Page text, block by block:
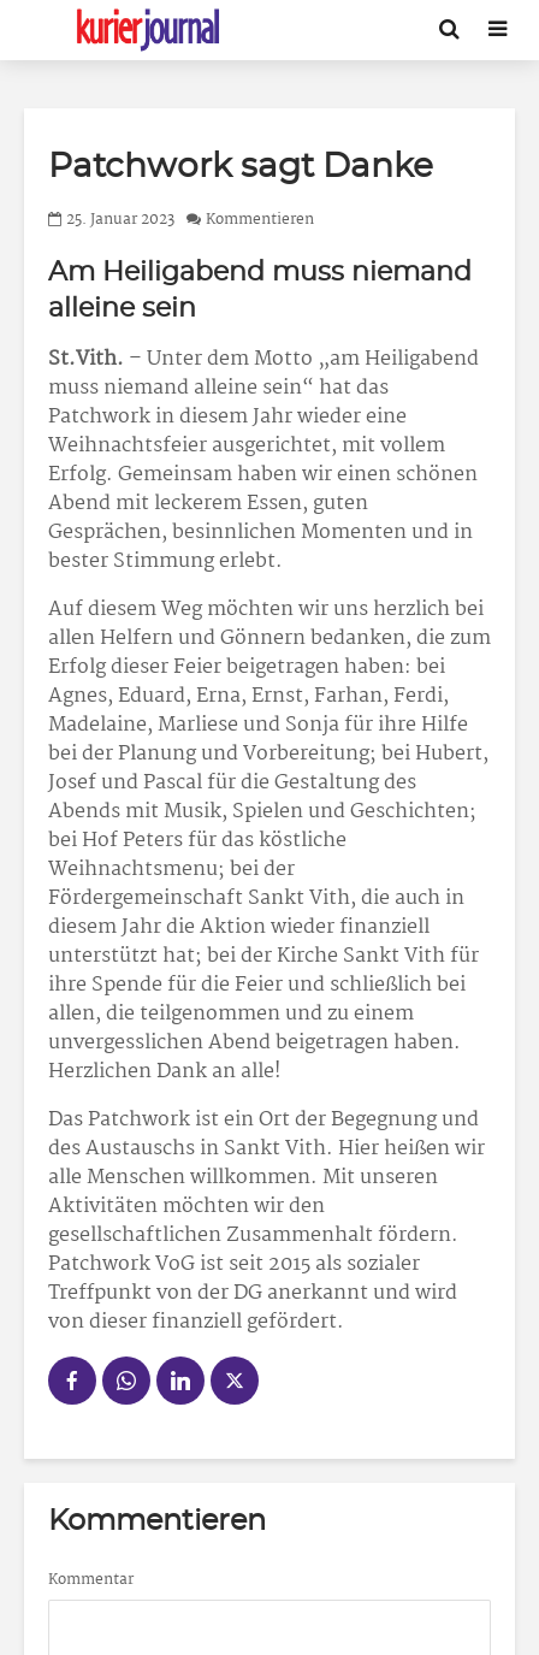
Patchwork sagt Danke
25. Januar 2023 Kommentieren
Am Heiligabend muss niemand
alleine sein
St.Vith. – Unter dem Motto „am Heiligabend
muss niemand alleine sein“ hat das
Patchwork in diesem Jahr wieder eine
Weihnachtsfeier ausgerichtet, mit vollem
Erfolg. Gemeinsam haben wir einen schönen
Abend mit leckerem Essen, guten
Gesprächen, besinnlichen Momenten und in
bester Stimmung erlebt.
Auf diesem Weg möchten wir uns herzlich bei
allen Helfern und Gönnern bedanken, die zum
Erfolg dieser Feier beigetragen haben: bei
Agnes, Eduard, Erna, Ernst, Farhan, Ferdi,
Madelaine, Marliese und Sonja für ihre Hilfe
bei der Planung und Vorbereitung; bei Hubert,
Josef und Pascal für die Gestaltung des
Abends mit Musik, Spielen und Geschichten;
bei Hof Peters für das köstliche
Weihnachtsmenu; bei der
Fördergemeinschaft Sankt Vith, die auch in
diesem Jahr die Aktion wieder finanziell
unterstützt hat; bei der Kirche Sankt Vith für
ihre Spende für die Feier und schließlich bei
allen, die teilgenommen und zu einem
unvergesslichen Abend beigetragen haben.
Herzlichen Dank an alle!
Das Patchwork ist ein Ort der Begegnung und
des Austauschs in Sankt Vith. Hier heißen wir
alle Menschen willkommen. Mit unseren
Aktivitäten möchten wir den
gesellschaftlichen Zusammenhalt fördern.
Patchwork VoG ist seit 2015 als sozialer
Treffpunkt von der DG anerkannt und wird
von dieser finanziell gefördert.
Kommentieren
Kommentar